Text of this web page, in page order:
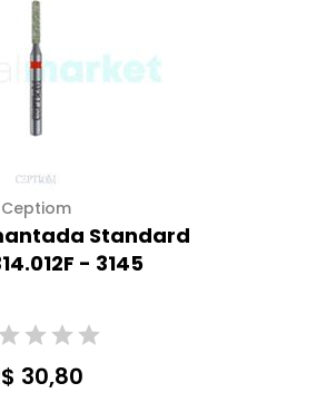
Ceptiom
Standard
- 3145
30,80